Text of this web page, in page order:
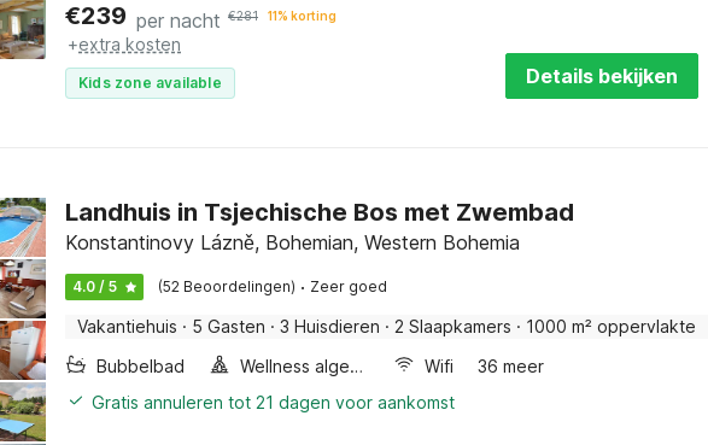
€239 per nacht €281 11% korting
+extra kosten
Kids zone available Details bekijken
Landhuis in Tsjechische Bos met Zwembad
Konstantinovy Lázně, Bohemian, Western Bohemia
4.0 / 5 (52 Beoordelingen) · Zeer goed
Vakantiehuis · 5 Gasten · 3 Huisdieren · 2 Slaapkamers · 1000 m² oppervlakte
Bubbelbad
Wellness algemeen Wifi
36 meer
Gratis annuleren tot 21 dagen voor aankomst